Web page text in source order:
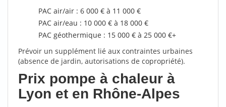
PAC air/air : 6 000 € à 11 000 €
PAC air/eau : 10 000 € à 18 000 €
PAC géothermique : 15 000 € à 25 000 €+
Prévoir un supplément lié aux contraintes urbaines
(absence de jardin, autorisations de copropriété).
Prix pompe à chaleur à
Lyon et en Rhône-Alpes